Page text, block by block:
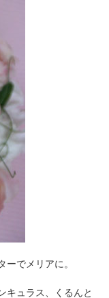
でメリアに。
キュラス、くるんと